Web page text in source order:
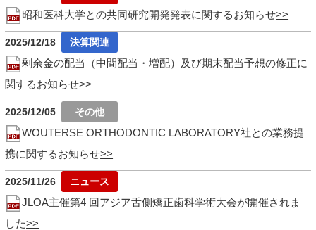
昭和医科大学との共同研究開発発表に関するお知らせ
2025/12/18
剰余金の配当（中間配当・増配）及び期末配当予想の修正に
関するお知らせ
2025/12/05
WOUTERSE ORTHODONTIC LABORATORY社との業務提
携に関するお知らせ
2025/11/26
JLOA主催第4 回アジア舌側矯正歯科学術大会が開催されま
した